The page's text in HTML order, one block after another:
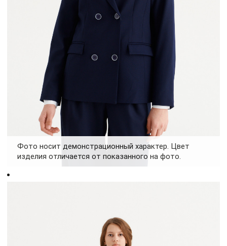
Фото носит демонстрационный характер. Цвет
изделия отличается от показанного на фото.